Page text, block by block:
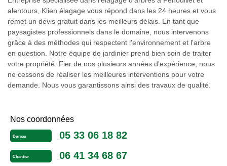
alentours, Klien élagage vous répond dans les 24 heures et vous
remet un devis gratuit dans les meilleurs délais. En tant que
paysagistes professionnels dans le domaine, nous intervenons
grâce à des méthodes qui respectent l'environnement et l'arbre
en question. Notre équipe de jardinier prend bien soin de traiter
votre propriété. Fier de nos plusieurs années d'expérience, nous
ne cessons de réaliser les meilleures interventions pour votre
demande. Nous vous garantissons ainsi des travaux de qualité.
Nos coordonnées
Bureau 05 33 06 18 82
Chantier 06 41 34 68 67